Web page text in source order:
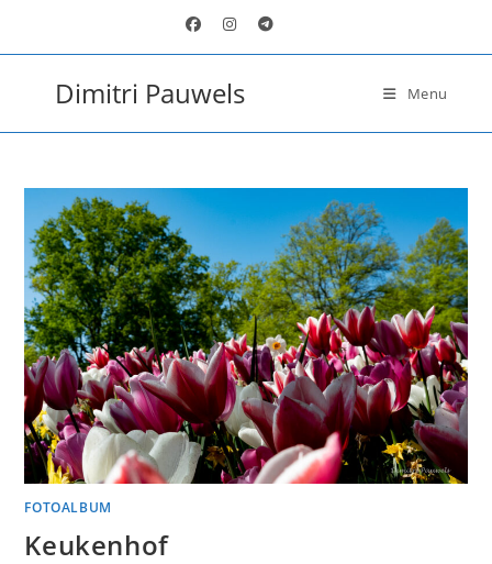
Dimitri Pauwels Menu
FOTOALBUM
Keukenhof